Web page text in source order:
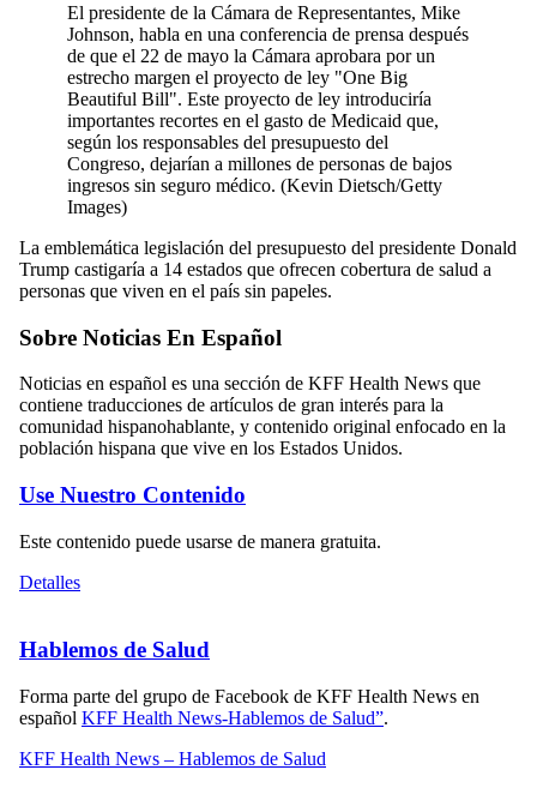
El presidente de la Cámara de Representantes, Mike
Johnson, habla en una conferencia de prensa después
de que el 22 de mayo la Cámara aprobara por un
estrecho margen el proyecto de ley "One Big
Beautiful Bill". Este proyecto de ley introduciría
importantes recortes en el gasto de Medicaid que,
según los responsables del presupuesto del
Congreso, dejarían a millones de personas de bajos
ingresos sin seguro médico. (Kevin Dietsch/Getty
Images)
La emblemática legislación del presupuesto del presidente Donald
Trump castigaría a 14 estados que ofrecen cobertura de salud a
personas que viven en el país sin papeles.
Sobre Noticias En Español
Noticias en español es una sección de KFF Health News que
contiene traducciones de artículos de gran interés para la
comunidad hispanohablante, y contenido original enfocado en la
población hispana que vive en los Estados Unidos.
Use Nuestro Contenido
Este contenido puede usarse de manera gratuita.
Detalles
Hablemos de Salud
Forma parte del grupo de Facebook de KFF Health News en
español KFF Health News-Hablemos de Salud”.
KFF Health News – Hablemos de Salud